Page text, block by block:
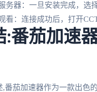
务器：一旦安装完成，选
看：连接成功后，打开
:番茄加速
,番茄加速器作为一款出色